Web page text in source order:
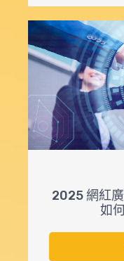
2025 網紅
如